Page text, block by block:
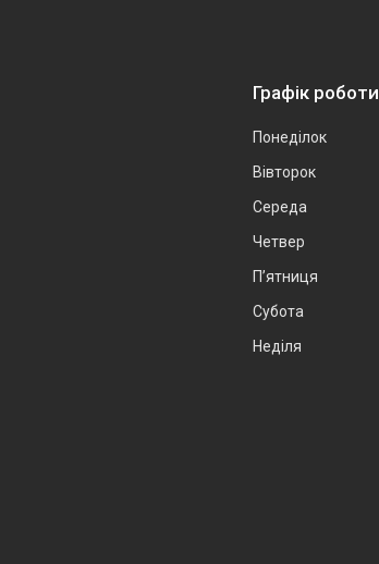
Графік роботи
Понеділок
Вівторок
Середа
Четвер
Пʼятниця
Субота
Неділя